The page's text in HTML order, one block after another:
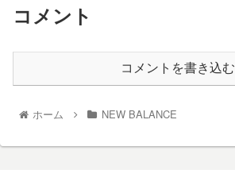
コメント
コメントを書き込む
ホーム NEW BALANCE